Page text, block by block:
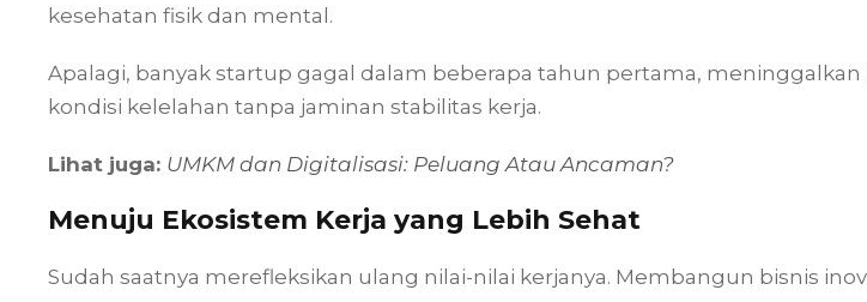
kesehatan fisik dan mental.
Apalagi, banyak startup gagal dalam beberapa tahun pertama, meninggalkan
kondisi kelelahan tanpa jaminan stabilitas kerja.
Lihat juga: UMKM dan Digitalisasi: Peluang Atau Ancaman?
Menuju Ekosistem Kerja yang Lebih Sehat
Sudah saatnya merefleksikan ulang nilai-nilai kerjanya. Membangun bisnis